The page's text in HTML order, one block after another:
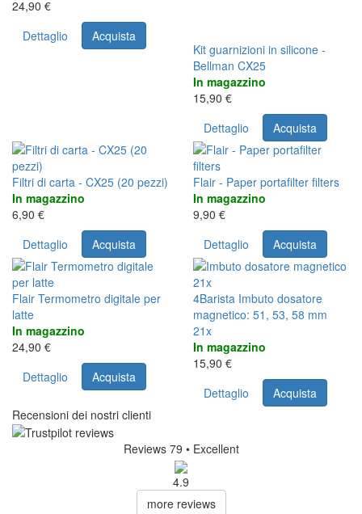
24,90 €
Dettaglio
Acquista
Kit guarnizioni in silicone -
Bellman CX25
In magazzino
15,90 €
Dettaglio
Acquista
Filtri di carta - CX25 (20 pezzi)
In magazzino
6,90 €
Dettaglio
Acquista
Flair - Paper portafilter filters
In magazzino
9,90 €
Dettaglio
Acquista
Flair Termometro digitale per
latte
In magazzino
24,90 €
Dettaglio
Acquista
21x
4Barista Imbuto dosatore
magnetico: 51, 53, 58 mm
21x
In magazzino
15,90 €
Dettaglio
Acquista
Recensioni dei nostri clienti
Reviews 79 • Excellent
4.9
more reviews